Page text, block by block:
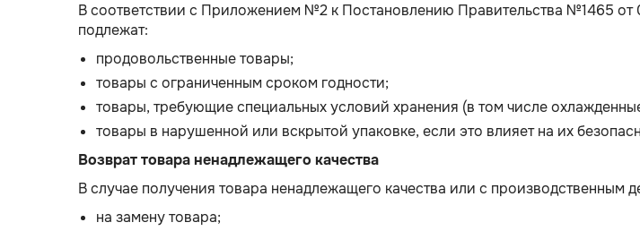
В соответствии с Приложением №2 к Постановлению Правительства №1465
подлежат:
продовольственные товары;
товары с ограниченным сроком годности;
товары, требующие специальных условий хранения (в том числе
товары в нарушенной или вскрытой упаковке, если это влияет на их
Возврат товара ненадлежащего качества
В случае получения товара ненадлежащего качества или с производственным
на замену товара;